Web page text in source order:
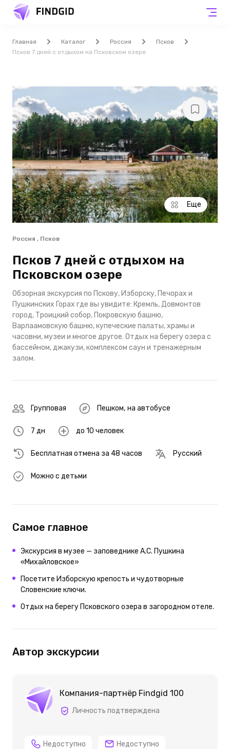
Главная Каталог Россия
Псков
Псков 7 дней с отдыхом на Псковском озере
Еще
Россия , Псков
Псков 7 дней с отдыхом на
Псковском озере
Обзорная экскурсия по Пскову, Изборску, Печорах и
Пушкинских Горах где вы увидите: Кремль, Довмонтов
город, Троицкий собор, Покровскую башню,
Варлаамовскую башню, купеческие палаты, храмы и
часовни, музеи и многое другое. Отдых на берегу озера с
бассейном, джакузи, комплексом саун и тренажерным
залом.
Групповая Пешком, на автобусе
7 дн до 10 человек
Бесплатная отмена за 48 часов Русский
Можно с детьми
Самое главное
Экскурсия в музее — заповеднике А.С. Пушкина
«Михайловское»
Посетите Изборскую крепость и чудотворные
Словенские ключи.
Отдых на берегу Псковского озера в загородном отеле.
Автор экскурсии
Компания-партнёр Findgid 100
Личность подтверждена
Недоступно Недоступно